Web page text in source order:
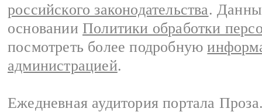
российского законодательства.
основании Политики обработки
посмотреть более подробную
администрацией.
Ежедневная аудитория портала